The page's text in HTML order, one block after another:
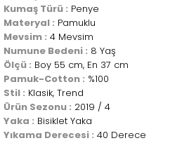
Kumaş Türü : Penye
Materyal : Pamuklu
Mevsim : 4 Mevsim
Numune Bedeni : 8 Yaş
Ölçü : Boy 55 cm, En 37 cm
Pamuk-Cotton : %100
Stil : Klasik, Trend
Ürün Sezonu : 2019 / 4
Yaka : Bisiklet Yaka
Yıkama Derecesi : 40 Derece